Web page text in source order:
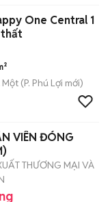
One Central 1
thất
Một (P. Phú Lợi mới)
VIÊN ĐÓNG
THƯƠNG MẠI VÀ